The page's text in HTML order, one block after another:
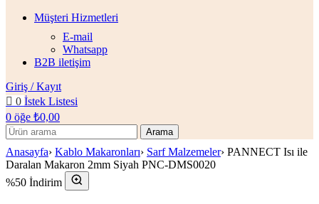
Müşteri Hizmetleri
E-mail
Whatsapp
B2B iletişim
Giriş / Kayıt
0 İstek Listesi
0 öğe ₺0,00
Arama
Anasayfa› Kablo Makaronları› Sarf Malzemeler› PANNECT Isı ile
Daralan Makaron 2mm Siyah PNC-DMS0020
%50 İndirim